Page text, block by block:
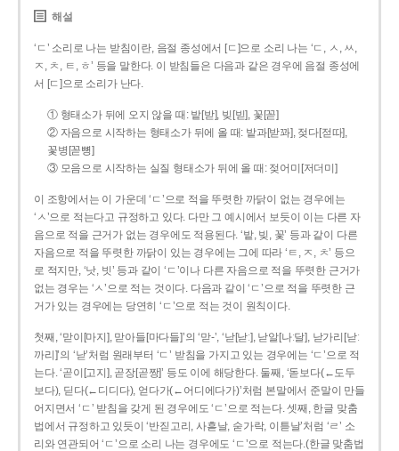
해설
‘ㄷ’ 소리로 나는 받침이란, 음절 종성에서 [ㄷ]으로 소리 나는 ‘ㄷ, ㅅ, ㅆ,
ㅈ, ㅊ, ㅌ, ㅎ’ 등을 말한다. 이 받침들은 다음과 같은 경우에 음절 종성에
서 [ㄷ]으로 소리가 난다.
① 형태소가 뒤에 오지 않을 때: 밭[받], 빚[빋], 꽃[꼳]
② 자음으로 시작하는 형태소가 뒤에 올 때: 밭과[받꽈], 젖다[젇따],
꽃병[꼳뼝]
③ 모음으로 시작하는 실질 형태소가 뒤에 올 때: 젖어미[저더미]
이 조항에서는 이 가운데 ‘ㄷ’으로 적을 뚜렷한 까닭이 없는 경우에는
‘ㅅ’으로 적는다고 규정하고 있다. 다만 그 예시에서 보듯이 이는 다른 자
음으로 적을 근거가 없는 경우에도 적용된다. ‘밭, 빚, 꽃’ 등과 같이 다른
자음으로 적을 뚜렷한 까닭이 있는 경우에는 그에 따라 ‘ㅌ, ㅈ, ㅊ’ 등으
로 적지만, ‘낫, 빗’ 등과 같이 ‘ㄷ’이나 다른 자음으로 적을 뚜렷한 근거가
없는 경우는 ‘ㅅ’으로 적는 것이다. 다음과 같이 ‘ㄷ’으로 적을 뚜렷한 근
거가 있는 경우에는 당연히 ‘ㄷ’으로 적는 것이 원칙이다.
첫째, ‘맏이[마지], 맏아들[마다들]’의 ‘맏-’, ‘낟[낟ː], 낟알[나ː달], 낟가리[낟ː
까리]’의 ‘낟’처럼 원래부터 ‘ㄷ’ 받침을 가지고 있는 경우에는 ‘ㄷ’으로 적
는다. ‘곧이[고지], 곧장[곧짱]’ 등도 이에 해당한다. 둘째, ‘돋보다(←도두
보다), 딛다(←디디다), 얻다가(←어디에다가)’처럼 본말에서 준말이 만들
어지면서 ‘ㄷ’ 받침을 갖게 된 경우에도 ‘ㄷ’으로 적는다. 셋째, 한글 맞춤
법에서 규정하고 있듯이 ‘반짇고리, 사흗날, 숟가락, 이튿날’처럼 ‘ㄹ’ 소
리와 연관되어 ‘ㄷ’으로 소리 나는 경우에도 ‘ㄷ’으로 적는다.(한글 맞춤법